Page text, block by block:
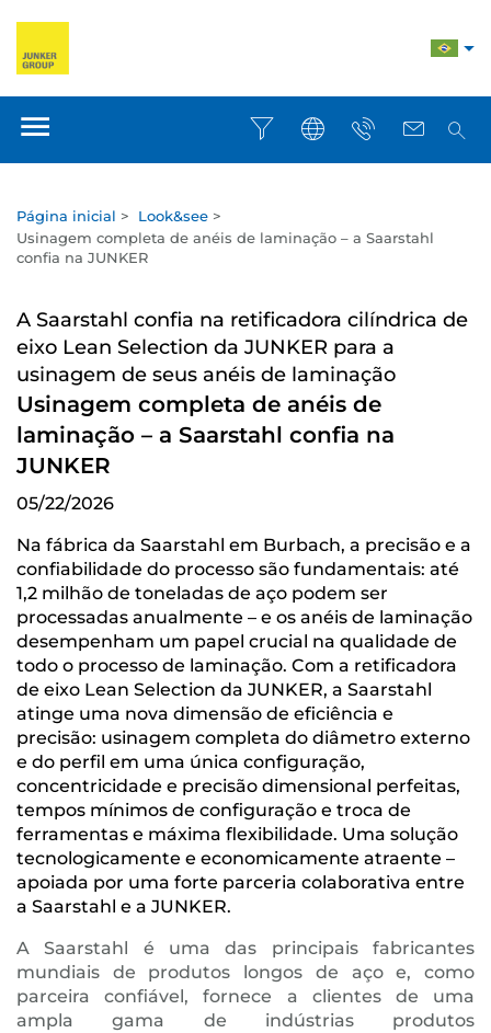
Página inicial > Look&see >
Usinagem completa de anéis de laminação – a Saarstahl
confia na JUNKER
A Saarstahl confia na retificadora cilíndrica de
eixo Lean Selection da JUNKER para a
usinagem de seus anéis de laminação
Usinagem completa de anéis de
laminação – a Saarstahl confia na
JUNKER
05/22/2026
Na fábrica da Saarstahl em Burbach, a precisão e a
confiabilidade do processo são fundamentais: até
1,2 milhão de toneladas de aço podem ser
processadas anualmente – e os anéis de laminação
desempenham um papel crucial na qualidade de
todo o processo de laminação. Com a retificadora
de eixo Lean Selection da JUNKER, a Saarstahl
atinge uma nova dimensão de eficiência e
precisão: usinagem completa do diâmetro externo
e do perfil em uma única configuração,
concentricidade e precisão dimensional perfeitas,
tempos mínimos de configuração e troca de
ferramentas e máxima flexibilidade. Uma solução
tecnologicamente e economicamente atraente –
apoiada por uma forte parceria colaborativa entre
a Saarstahl e a JUNKER.
A Saarstahl é uma das principais fabricantes
mundiais de produtos longos de aço e, como
parceira confiável, fornece a clientes de uma
ampla gama de indústrias produtos